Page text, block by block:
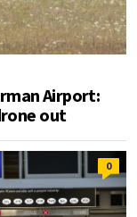
Airport:
out
0